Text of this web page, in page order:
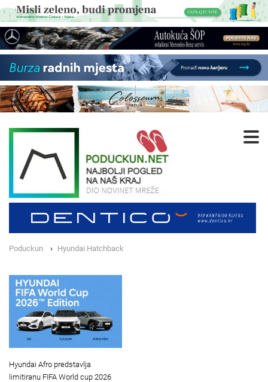
Poduckun Hyundai Hatchback
Hyundai Afro predstavlja
limitiranu FIFA World cup 2026